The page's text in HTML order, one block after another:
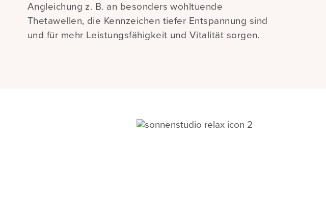
Angleichung z. B. an besonders wohltuende
Thetawellen, die Kennzeichen tiefer Entspannung sind
und für mehr Leistungsfähigkeit und Vitalität sorgen.